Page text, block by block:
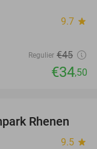
9.7 star
Regulier €45
€34,50
19%
Rhenen
9.5 star